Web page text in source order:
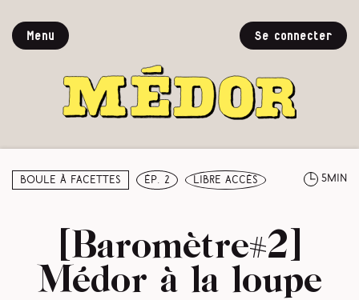
Menu Se connecter
Boule à facettes ép. 2 libre accès 5min
[Baromètre#2]
Médor à la loupe